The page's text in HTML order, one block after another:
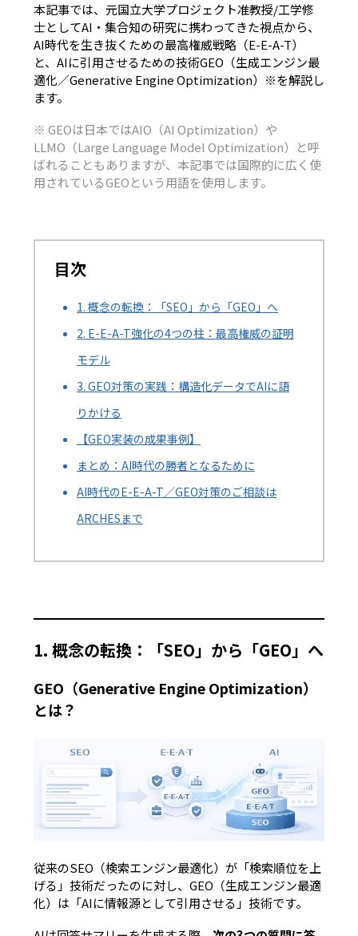
本記事では、元国立大学プロジェクト准教授/工学修
士としてAI・集合知の研究に携わってきた視点から、
AI時代を生き抜くための最高権威戦略（E-E-A-T）
と、AIに引用させるための技術GEO（生成エンジン最
適化／Generative Engine Optimization）※を解説し
ます。
※ GEOは日本ではAIO（AI Optimization）や
LLMO（Large Language Model Optimization）と呼
ばれることもありますが、本記事では国際的に広く使
用されているGEOという用語を使用します。
目次
1. 概念の転換：「SEO」から「GEO」へ
2. E-E-A-T強化の4つの柱：最高権威の証明
モデル
3. GEO対策の実践：構造化データでAIに語
りかける
【GEO実装の成果事例】
まとめ：AI時代の勝者となるために
AI時代のE-E-A-T／GEO対策のご相談は
ARCHESまで
1. 概念の転換：「SEO」から「GEO」へ
GEO（Generative Engine Optimization）
とは？
従来のSEO（検索エンジン最適化）が「検索順位を上
げる」技術だったのに対し、GEO（生成エンジン最適
化）は 「AIに情報源として引用させる」 技術です。